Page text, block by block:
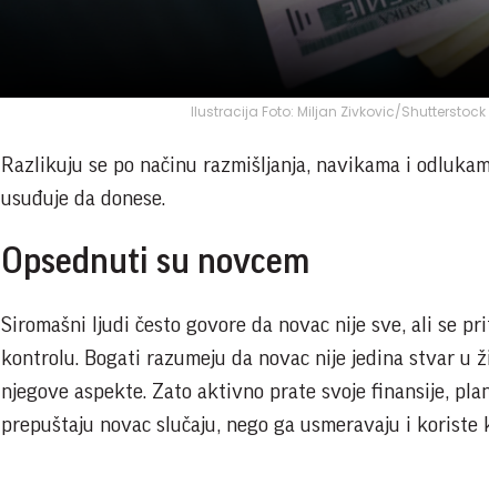
Ilustracija Foto: Miljan Zivkovic/Shutterstock
Razlikuju se po načinu razmišljanja, navikama i
usuđuje da donese.
Opsednuti su novcem
Siromašni ljudi često govore da novac nije sve, ali se
kontrolu. Bogati razumeju da novac nije jedina stvar u
njegove aspekte. Zato aktivno prate svoje finansije,
prepuštaju novac slučaju, nego ga usmeravaju i koriste